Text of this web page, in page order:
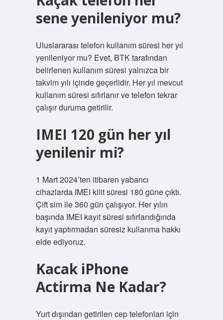
sene yenileniyor mu?
Uluslararası telefon kullanım süresi her yıl
yenileniyor mu? Evet, BTK tarafından
belirlenen kullanım süresi yalnızca bir
takvim yılı içinde geçerlidir. Her yıl mevcut
kullanım süresi sıfırlanır ve telefon tekrar
çalışır duruma getirilir.
IMEI 120 gün her yıl
yenilenir mi?
1 Mart 2024’ten itibaren yabancı
cihazlarda IMEI kilit süresi 180 güne çıktı.
Çift sim ile 360 ​​gün çalışıyor. Her yılın
başında IMEI kayıt süresi sıfırlandığında
kayıt yaptırmadan süresiz kullanma hakkı
elde ediyoruz.
Kacak iPhone
Actirma Ne Kadar?
Yurt dışından getirilen cep telefonları için